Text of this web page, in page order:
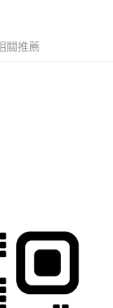
動跳轉到大哥付的交易
通過，訂單將自動取
月結算日後寄送繳費提
商店將買賣／分期付款
交帳款。
的，商店將以您的個人
項蒐集、處理及利用，
對及更正。
userRule
至「AFTEE先享後付」
需要取消訂單，請聯絡
效，需透過AFTEE先享
面顯示為準，若有關於
聯繫「AFTEE先享後付
support/home
關推薦